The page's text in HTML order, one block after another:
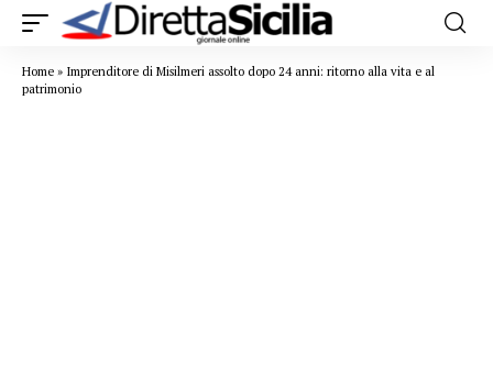
Home » Imprenditore di Misilmeri assolto dopo 24 anni: ritorno alla vita e al
patrimonio